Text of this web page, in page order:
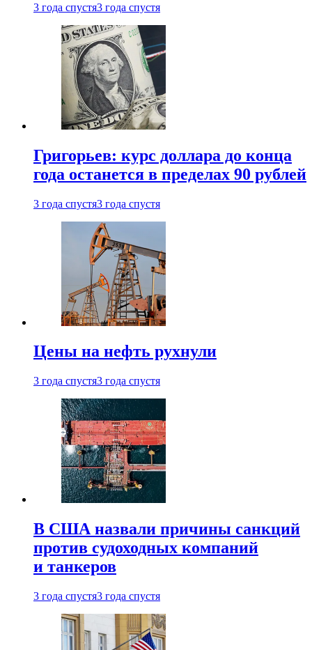
3 года спустя3 года спустя
Григорьев: курс доллара до конца
года останется в пределах 90 рублей
3 года спустя3 года спустя
Цены на нефть рухнули
3 года спустя3 года спустя
В США назвали причины санкций
против судоходных компаний
и танкеров
3 года спустя3 года спустя